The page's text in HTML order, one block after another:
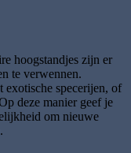
hoogstandjes zijn er
te verwennen.
exotische specerijen, of
deze manier geef je
om nieuwe